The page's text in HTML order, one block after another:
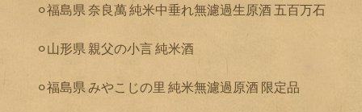
⚪︎福島県 奈良萬 純米中垂れ無濾過生原酒 五百万石
⚪︎山形県 親父の小言 純米酒
⚪︎福島県 みやこじの里 純米無濾過原酒 限定品